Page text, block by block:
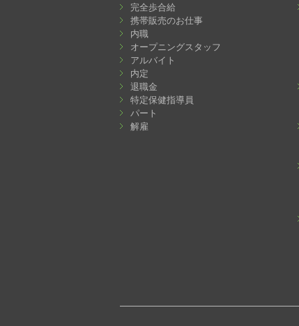
完全歩合給
携帯販売のお仕事
内職
オープニングスタッフ
アルバイト
内定
退職金
特定保健指導員
パート
解雇